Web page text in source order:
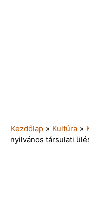
Kezdőlap » Kultúra »
nyilvános társulati